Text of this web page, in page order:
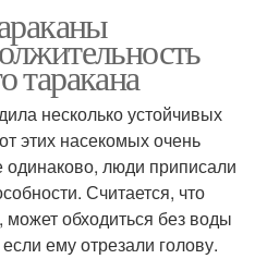
таракана
несколько устойчивых
этих насекомых очень
люди приписали
Считается, что
обходиться без воды
ему отрезали голову.